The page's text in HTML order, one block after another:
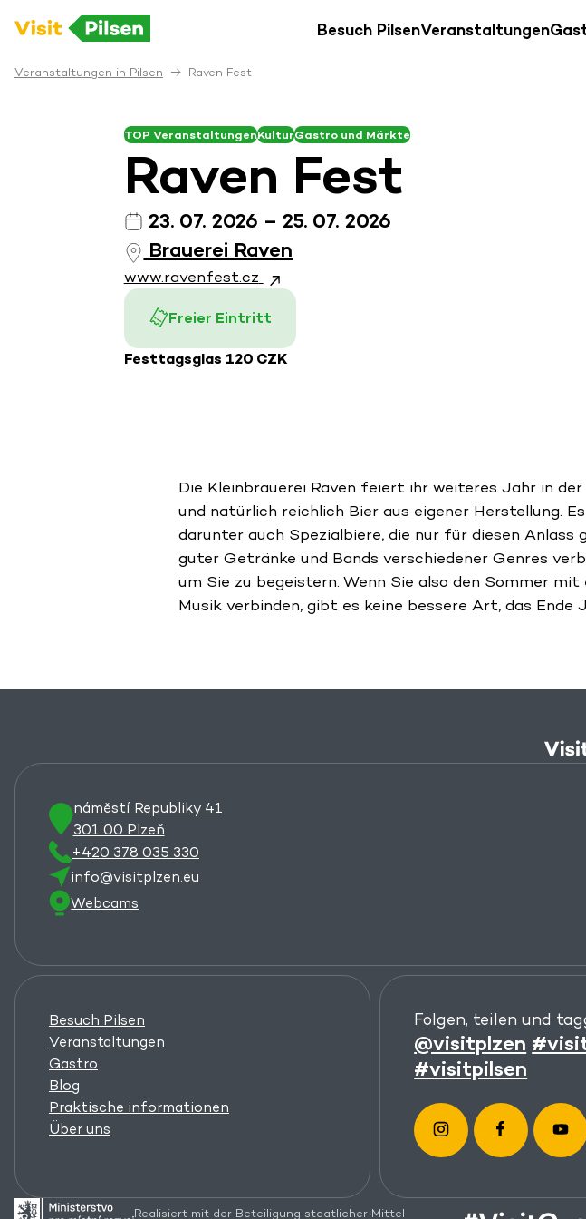
Besuch PilsenVeranstaltungen
Veranstaltungen in Pilsen Raven Fest
TOP VeranstaltungenKulturGastro und Märkte
Raven Fest
23. 07. 2026 – 25. 07. 2026
Brauerei Raven
www.ravenfest.cz
Freier Eintritt
Festtagsglas 120 CZK
Die Kleinbrauerei Raven feiert ihr weiteres Jahr in
und natürlich reichlich Bier aus eigener Herstellung.
darunter auch Spezialbiere, die nur für diesen
guter Getränke und Bands verschiedener Genres
um Sie zu begeistern. Wenn Sie also den Sommer
Musik verbinden, gibt es keine bessere Art, das Ende
náměstí Republiky 41
301 00 Plzeň
+420 378 035 330
info@visitplzen.eu
Webcams
Besuch Pilsen
Veranstaltungen
Gastro
Blog
Praktische informationen
Über uns
Folgen, teilen und
@visitplzen
#visitpilsen
Realisiert mit der Beteiligung staatlicher Mittel